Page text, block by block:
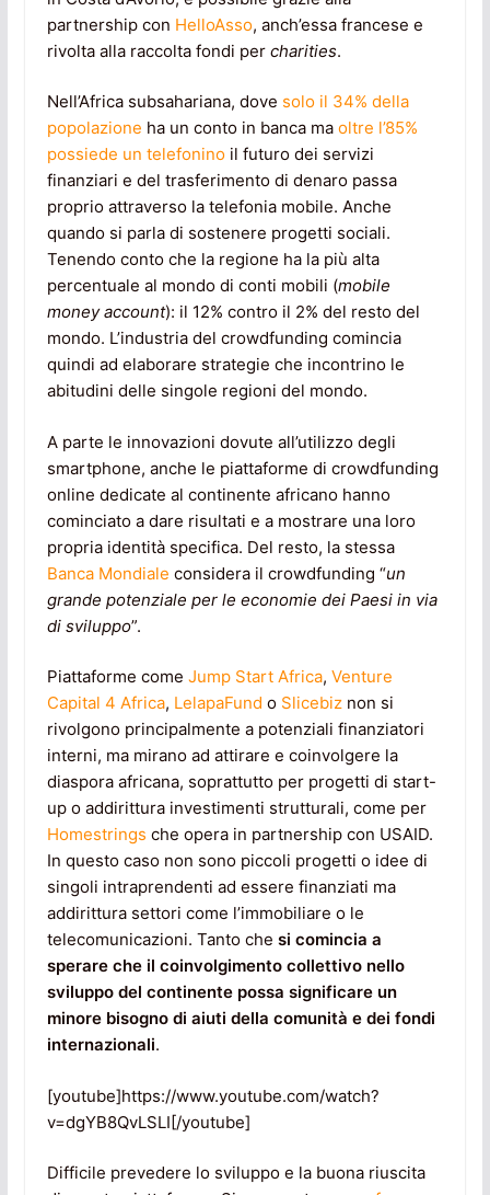
partnership con HelloAsso, anch’essa francese e
rivolta alla raccolta fondi per charities.
Nell’Africa subsahariana, dove solo il 34% della
popolazione ha un conto in banca ma oltre l’85%
possiede un telefoninoil futuro dei servizi
finanziari e del trasferimento di denaro passa
proprio attraverso la telefonia mobile. Anche
quando si parla di sostenere progetti sociali.
Tenendo conto che la regione ha la più alta
percentuale al mondo di conti mobili (mobile
money account): il 12% contro il 2% del resto del
mondo. L’industria del crowdfunding comincia
quindi ad elaborare strategie che incontrino le
abitudini delle singole regioni del mondo.
A parte le innovazioni dovute all’utilizzo degli
smartphone, anche le piattaforme di crowdfunding
online dedicate al continente africano hanno
cominciato a dare risultati e a mostrare una loro
propria identità specifica. Del resto, la stessa
Banca Mondiale considera il crowdfunding “un
grande potenziale per le economie dei Paesi in via
di sviluppo”.
Piattaforme come Jump Start Africa, Venture
Capital 4 Africa, LelapaFund o Slicebiznon si
rivolgono principalmente a potenziali finanziatori
interni, ma mirano ad attirare e coinvolgere la
diaspora africana, soprattutto per progetti di start-
up o addirittura investimenti strutturali, come per
Homestrings che opera in partnership con USAID.
In questo caso non sono piccoli progetti o idee di
singoli intraprendenti ad essere finanziati ma
addirittura settori come l’immobiliare o le
telecomunicazioni. Tanto che si comincia a
sperare che il coinvolgimento collettivo nello
sviluppo del continente possa significare un
minore bisogno di aiuti della comunità e dei fondi
internazionali.
[youtube]https://www.youtube.com/watch?
v=dgYB8QvLSLI[/youtube]
Difficile prevedere lo sviluppo e la buona riuscita